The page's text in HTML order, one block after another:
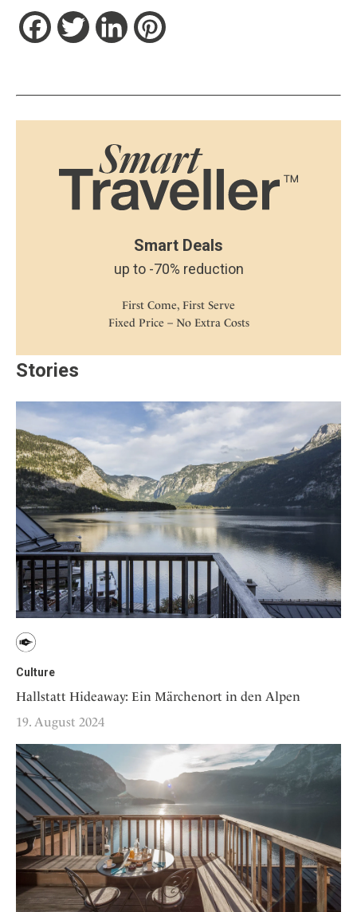
FacebookTwitter LinkedIn
Smart Deals
up to -70% reduction
First Come, First Serve
Fixed Price – No Extra Costs
Stories
Culture
Hallstatt Hideaway: Ein Märchenort in den Alpen
19. August 2024